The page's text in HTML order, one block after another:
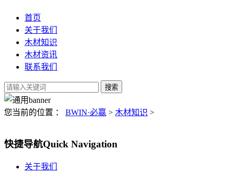
首页
关于我们
木材知识
木材资讯
联系我们
您当前的位置 ： BWIN·必赢 > 木材知识 >
快捷导航Quick Navigation
关于我们